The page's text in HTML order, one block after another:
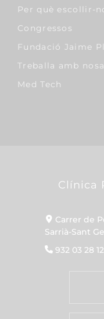
Per què escollir-
Congressos
Fundació Jaime
Treballa amb
Med Tech
Clínica
Carrer de
Sarrià-Sant
932 03 28 12